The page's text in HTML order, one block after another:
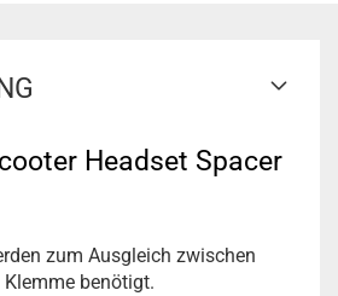
Headset Spacer
zum Ausgleich zwischen
Klemme benötigt.